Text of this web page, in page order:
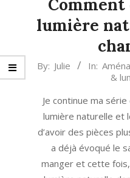
lumière
2021-
19
By: Julie In:
&
Je continue ma
lumière naturelle et
d’avoir des pièces
a déjà évoqué le
manger et cette